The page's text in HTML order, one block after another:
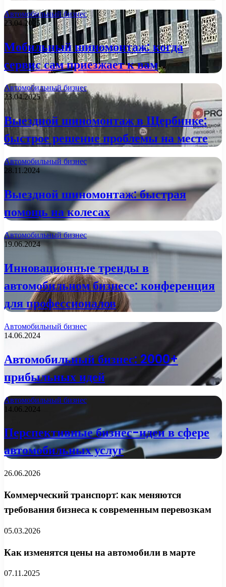
Автомобильный бизнес
23.04.2025
Мобильный шиномонтаж: когда
сервис сам приезжает к вам
Автомобильный бизнес
23.04.2025
Выездной шиномонтаж в Щербинке:
быстрое решение проблемы на месте
Автомобильный бизнес
28.11.2024
Выездной шиномонтаж: быстрая
помощь на колесах
Автомобильный бизнес
19.06.2024
Инновационные тренды в
автомобильном бизнесе: конференция
для профессионалов
Автомобильный бизнес
14.06.2024
Автомобильный бизнес: 2000+
прибыльных идей
Автомобильный бизнес
14.06.2024
Перспективные бизнес-идеи в сфере
автомобильных услуг
26.06.2026
Коммерческий транспорт: как меняются
требования бизнеса к современным перевозкам
05.03.2026
Как изменятся цены на автомобили в марте
07.11.2025